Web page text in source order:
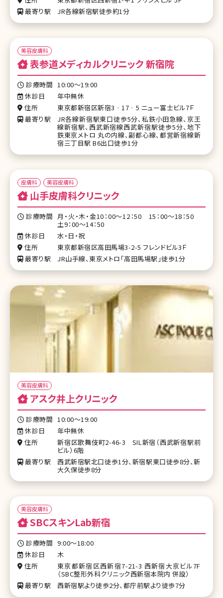
最寄り駅
JR各線新宿駅徒歩約1分
美容皮膚科
表参道メディカルクリニック 新宿院
診療時間 10:00～19:00
休診日
年中無休
住所
東京都新宿区新宿3‐17‐5 ニュー富士ビル7Ｆ
最寄り駅
JR各線新宿駅東口徒歩5分、私鉄小田急線、京王
線新宿駅、西武新宿線西武新宿駅徒歩5分、地下
鉄東京メトロ 丸の内線、副都心線、都営新宿線新
宿三丁目駅 B6出口徒歩1分
皮膚科 美容皮膚科
山手皮膚科クリニック
診療時間 月・火・木・金10：00～12：50 15：00～18：50
土9：00～14：50
休診日
水・日・祝
住所
東京都新宿区高田馬場3-2-5 フレンドビル3Ｆ
最寄り駅
JR山手線、東京メトロ「高田馬場駅」徒歩1分
美容皮膚科
アスク井上クリニック
診療時間 10:00〜19:00
休診日
年中無休
住所
新宿区歌舞伎町2-46-3 SIL新宿（西武新宿駅前
ビル）6階
最寄り駅
西武新宿駅北口徒歩1分、新宿駅東口徒歩8分、新
大久保徒歩8分
美容皮膚科
SBCスキンLab新宿
診療時間 9:00～18:00
休診日
木
住所
東京都新宿区西新宿7-21-3 西新宿大京ビル7F
（SBC整形外科クリニック西新宿本院内 併設）
最寄り駅
西新宿駅より徒歩2分、都庁前駅より徒歩7分